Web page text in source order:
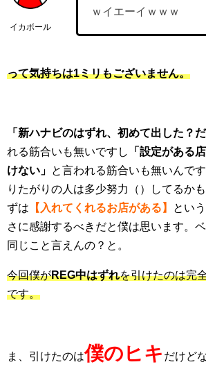
イカボール
ｗイエーイｗｗｗ
って気持ちは1ミリもございません。
「新ハナビのはずれ、初めて出した？だ
れる筋合いも無いですし
「設定がある
けない」 と言われる筋合いも無いんで
りたがりの人は多少努力（）してるか
ずは 【入れてくれるお店がある】
とい
さに感謝するべきだと僕は思います。
同じこと言えんの？と。
今回僕がREG中はずれを引けたのは完
です。
ま、引けたのは僕のヒキ だけど